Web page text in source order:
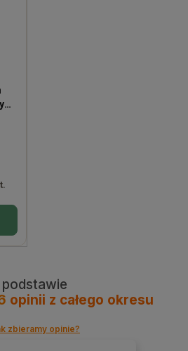
podstawie
opinii z całego okresu
zbieramy opinie?